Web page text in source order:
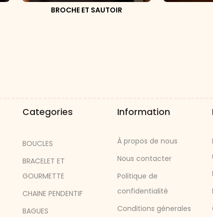
BROCHE ET SAUTOIR
Categories
BOUCLES
BRACELET ET
GOURMETTE
CHAINE PENDENTIF
BAGUES
Information
À propos de nous
Nous contacter
Politique de
confidentialité
Conditions génerales